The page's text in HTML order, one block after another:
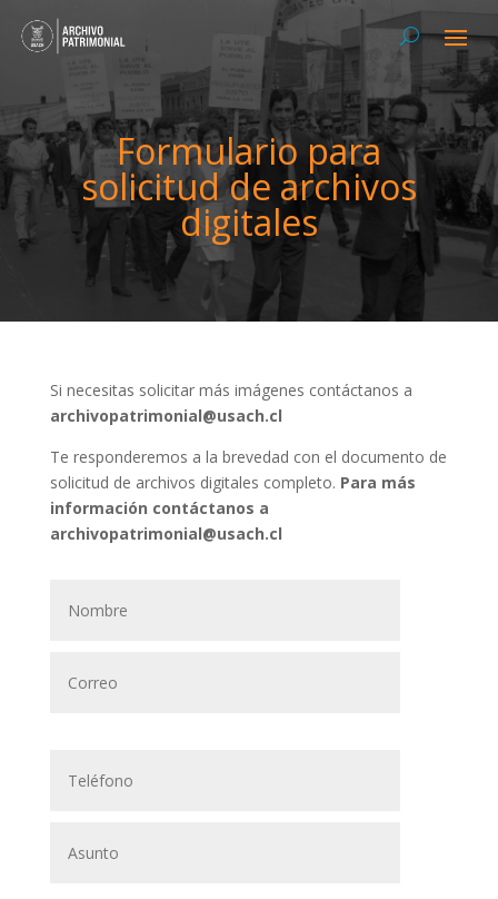
Formulario para
solicitud de archivos
digitales
Si necesitas solicitar más imágenes contáctanos a
archivopatrimonial@usach.cl
Te responderemos a la brevedad con el documento de
solicitud de archivos digitales completo. Para más
información contáctanos a
archivopatrimonial@usach.cl